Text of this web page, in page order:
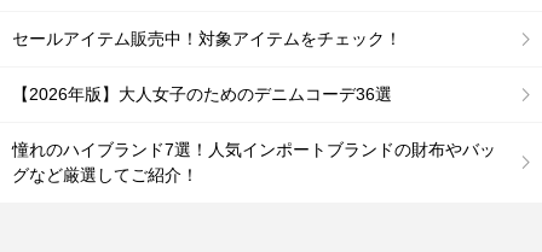
セールアイテム販売中！対象アイテムをチェック！
【2026年版】大人女子のためのデニムコーデ36選
憧れのハイブランド7選！人気インポートブランドの財布やバッ
グなど厳選してご紹介！